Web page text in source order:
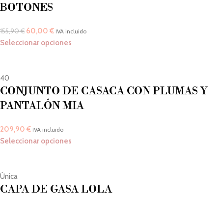
BOTONES
155,90€ 60,00 € IVA incluido
Seleccionar opciones
40
CONJUNTO DE CASACA CON PLUMAS Y
PANTALÓN MIA
209,90 € IVA incluido
Seleccionar opciones
Única
CAPA DE GASA LOLA